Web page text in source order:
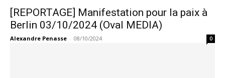
[REPORTAGE] Manifestation pour la paix à
Berlin 03/10/2024 (Oval MEDIA)
Alexandre Penasse - 08/10/2024 0